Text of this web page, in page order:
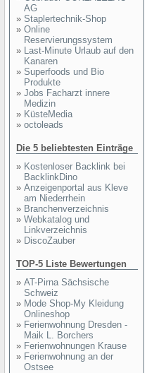
AG
» Staplertechnik-Shop
» Online
Reservierungssystem
» Last-Minute Urlaub auf den
Kanaren
» Superfoods und Bio
Produkte
» Jobs Facharzt innere
Medizin
» KüsteMedia
» octoleads
Die 5 beliebtesten Einträge
» Kostenloser Backlink bei
BacklinkDino
» Anzeigenportal aus Kleve
am Niederrhein
» Branchenverzeichnis
» Webkatalog und
Linkverzeichnis
» DiscoZauber
TOP-5 Liste Bewertungen
» AT-Pirna Sächsische
Schweiz
» Mode Shop-My Kleidung
Onlineshop
» Ferienwohnung Dresden -
Maik L. Borchers
» Ferienwohnungen Krause
» Ferienwohnung an der
Ostsee